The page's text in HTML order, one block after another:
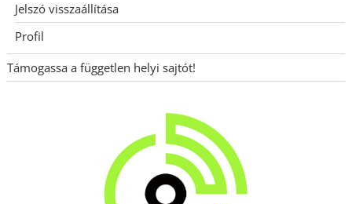
Jelszó visszaállítása
Profil
Támogassa a független helyi sajtót!